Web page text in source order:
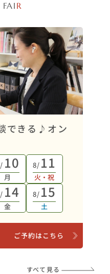
R
できる♪オン
10
月
8/ 11
火・祝
14
金
8/ 15
土
ご予約はこちら
すべて見る